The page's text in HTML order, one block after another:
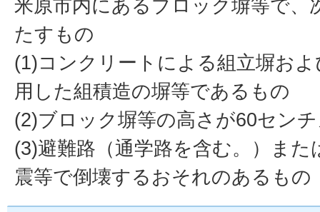
米原市内にあるブロック塀等で、
たすもの
(1)コンクリートによる組立塀お
用した組積造の塀等であるもの
(2)ブロック塀等の高さが60セン
(3)避難路（通学路を含む。）また
震等で倒壊するおそれのあるもの